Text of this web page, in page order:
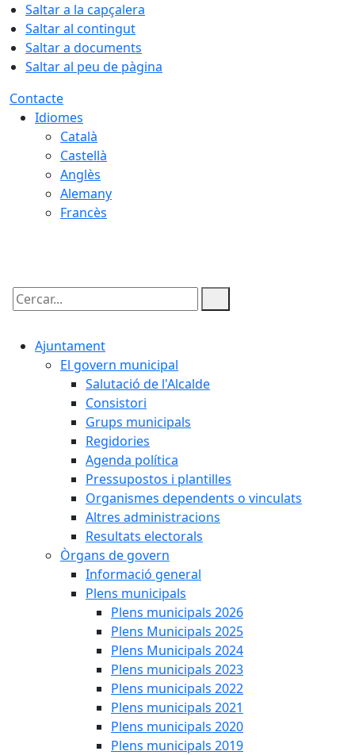
Saltar a la capçalera
Saltar al contingut
Saltar a documents
Saltar al peu de pàgina
Contacte
Idiomes
Català
Castellà
Anglès
Alemany
Francès
Cercar:
Ajuntament
El govern municipal
Salutació de l'Alcalde
Consistori
Grups municipals
Regidories
Agenda política
Pressupostos i plantilles
Organismes dependents o vinculats
Altres administracions
Resultats electorals
Òrgans de govern
Informació general
Plens municipals
Plens municipals 2026
Plens Municipals 2025
Plens Municipals 2024
Plens municipals 2023
Plens municipals 2022
Plens municipals 2021
Plens municipals 2020
Plens municipals 2019